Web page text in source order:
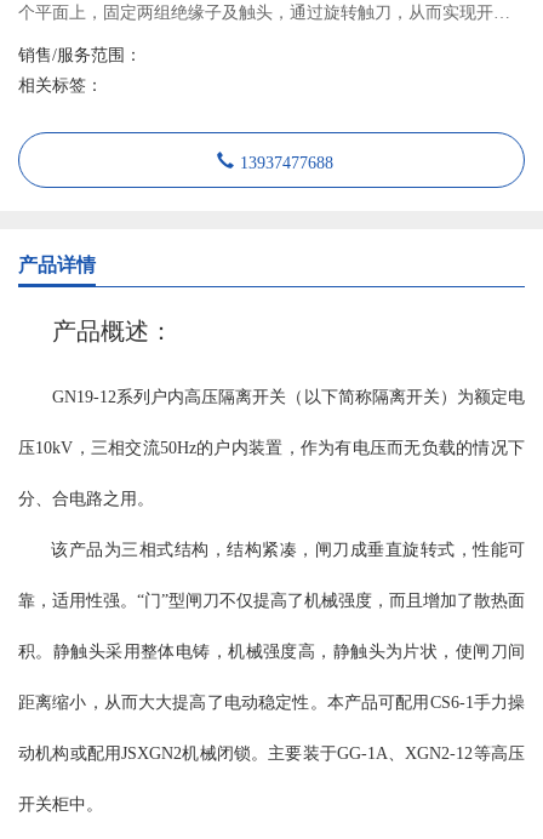
个平面上，固定两组绝缘子及触头，通过旋转触刀，从而实现开关
的分合闸。 GN30-12D型开关是在GN30-12型开关基础上增加带接地
刀的形式，可满足不同电力系统的需要。本产品设计紧凑、占用空
隔离开关和接地开关》的要求，适用于额定电压12千伏交流50Hz及
以下户内系统中，作为在有电压无负载情况下，分合电路之用。可
与高压开关柜配套使用，也可单独使用。 隔离开关采用JSXGN-12型
靠。触头采用片状触指，线状接触，降低了操作力并增加了转动灵
活性。 GN30-12型分平装型、穿墙型、平装接地型、穿墙接地型，
接地型又分动触头侧接地、静触头侧接地和动静触头双接地等。额
定电流从400A-4000A。配用CS6-2型、JSXGN-10型手动操作机构，
型、大爬距）； b、周围空气温度不超过＋40℃；且在24h内测得的
平均值不超过＋35℃；最低周围空气温度为-15℃； c、湿度条件：
平均值不超过2.2kPa；月相对湿度平均值不超过90%；月水蒸气压力
雾、腐蚀性和可燃性等侵蚀性物质的场所； e、来自开关设备外部的
震动或地动可以忽略； f、特殊使用环境条件制造厂可根据用户要求
结构及特点: GN30-12系列户内高压旋转式隔离开关，开关主体通过
在开关底架上的隔板完全分开，通过旋转触刀来实现开关的合阐与
关的上下两个面上，使其带电部分和不带电部分在开关柜内完全隔
销售/服务范围：
相关标签：
13937477688
产品详情
产品概述：
GN19-12系列户内高压隔离开关（以下简称隔离开关）为额定电
压10kV，三相交流50Hz的户内装置，作为有电压而无负载的情况下
分、合电路之用。
该产品为三相式结构，结构紧凑，闸刀成垂直旋转式，性能可
靠，适用性强。“门”型闸刀不仅提高了机械强度，而且增加了散热面
积。静触头采用整体电铸，机械强度高，静触头为片状，使闸刀间
距离缩小，从而大大提高了电动稳定性。本产品可配用CS6-1手力操
动机构或配用JSXGN2机械闭锁。主要装于GG-1A、XGN2-12等高压
开关柜中。